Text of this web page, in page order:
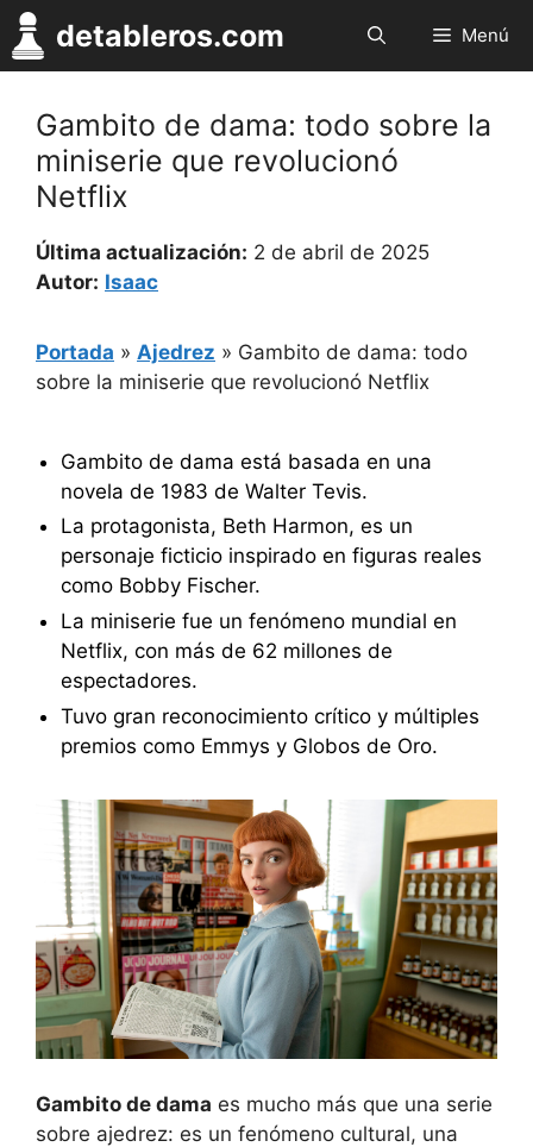
Saltar
al
contenido
detableros.com Menú
Gambito de dama: todo sobre la
miniserie que revolucionó
Netflix
Última actualización: 2 de abril de 2025
Autor: Isaac
Portada » Ajedrez » Gambito de dama: todo
sobre la miniserie que revolucionó Netflix
Gambito de dama está basada en una
novela de 1983 de Walter Tevis.
La protagonista, Beth Harmon, es un
personaje ficticio inspirado en figuras reales
como Bobby Fischer.
La miniserie fue un fenómeno mundial en
Netflix, con más de 62 millones de
espectadores.
Tuvo gran reconocimiento crítico y múltiples
premios como Emmys y Globos de Oro.
Gambito de dama es mucho más que una serie
sobre ajedrez: es un fenómeno cultural, una